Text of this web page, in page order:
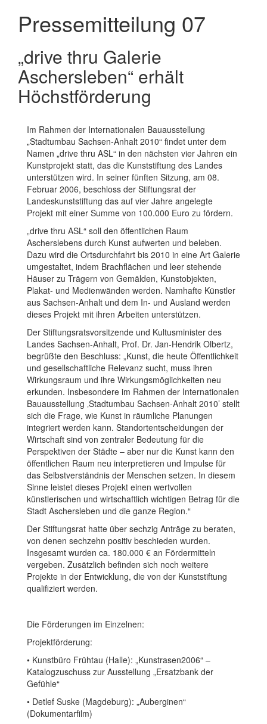
Pressemitteilung 07
„drive thru Galerie
Aschersleben“ erhält
Höchstförderung
Im Rahmen der Internationalen Bauausstellung
„Stadtumbau Sachsen-Anhalt 2010“ findet unter dem
Namen „drive thru ASL“ in den nächsten vier Jahren ein
Kunstprojekt statt, das die Kunststiftung des Landes
unterstützen wird. In seiner fünften Sitzung, am 08.
Februar 2006, beschloss der Stiftungsrat der
Landeskunststiftung das auf vier Jahre angelegte
Projekt mit einer Summe von 100.000 Euro zu fördern.
„drive thru ASL“ soll den öffentlichen Raum
Ascherslebens durch Kunst aufwerten und beleben.
Dazu wird die Ortsdurchfahrt bis 2010 in eine Art Galerie
umgestaltet, indem Brachflächen und leer stehende
Häuser zu Trägern von Gemälden, Kunstobjekten,
Plakat- und Medienwänden werden. Namhafte Künstler
aus Sachsen-Anhalt und dem In- und Ausland werden
dieses Projekt mit ihren Arbeiten unterstützen.
Der Stiftungsratsvorsitzende und Kultusminister des
Landes Sachsen-Anhalt, Prof. Dr. Jan-Hendrik Olbertz,
begrüßte den Beschluss: „Kunst, die heute Öffentlichkeit
und gesellschaftliche Relevanz sucht, muss ihren
Wirkungsraum und ihre Wirkungsmöglichkeiten neu
erkunden. Insbesondere im Rahmen der Internationalen
Bauausstellung ‚Stadtumbau Sachsen-Anhalt 2010’ stellt
sich die Frage, wie Kunst in räumliche Planungen
integriert werden kann. Standortentscheidungen der
Wirtschaft sind von zentraler Bedeutung für die
Perspektiven der Städte – aber nur die Kunst kann den
öffentlichen Raum neu interpretieren und Impulse für
das Selbstverständnis der Menschen setzen. In diesem
Sinne leistet dieses Projekt einen wertvollen
künstlerischen und wirtschaftlich wichtigen Betrag für die
Stadt Aschersleben und die ganze Region.“
Der Stiftungsrat hatte über sechzig Anträge zu beraten,
von denen sechzehn positiv beschieden wurden.
Insgesamt wurden ca. 180.000 € an Fördermitteln
vergeben. Zusätzlich befinden sich noch weitere
Projekte in der Entwicklung, die von der Kunststiftung
qualifiziert werden.
Die Förderungen im Einzelnen:
Projektförderung:
• Kunstbüro Frühtau (Halle): „Kunstrasen2006“ –
Katalogzuschuss zur Ausstellung „Ersatzbank der
Gefühle“
• Detlef Suske (Magdeburg): „Auberginen“
(Dokumentarfilm)